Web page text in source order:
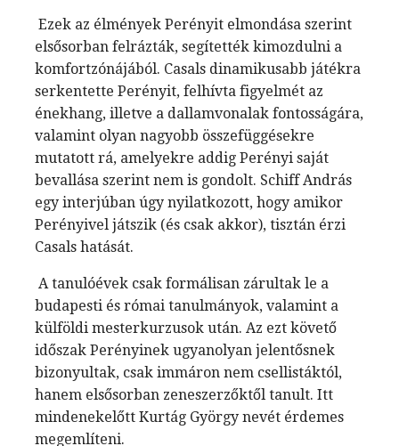
Ezek az élmények Perényit elmondása szerint
elsősorban felrázták, segítették kimozdulni a
komfortzónájából. Casals dinamikusabb játékra
serkentette Perényit, felhívta figyelmét az
énekhang, illetve a dallamvonalak fontosságára,
valamint olyan nagyobb összefüggésekre
mutatott rá, amelyekre addig Perényi saját
bevallása szerint nem is gondolt. Schiff András
egy interjúban úgy nyilatkozott, hogy amikor
Perényivel játszik (és csak akkor), tisztán érzi
Casals hatását.
A tanulóévek csak formálisan zárultak le a
budapesti és római tanulmányok, valamint a
külföldi mesterkurzusok után. Az ezt követő
időszak Perényinek ugyanolyan jelentősnek
bizonyultak, csak immáron nem csellistáktól,
hanem elsősorban zeneszerzőktől tanult. Itt
mindenekelőtt Kurtág György nevét érdemes
megemlíteni.